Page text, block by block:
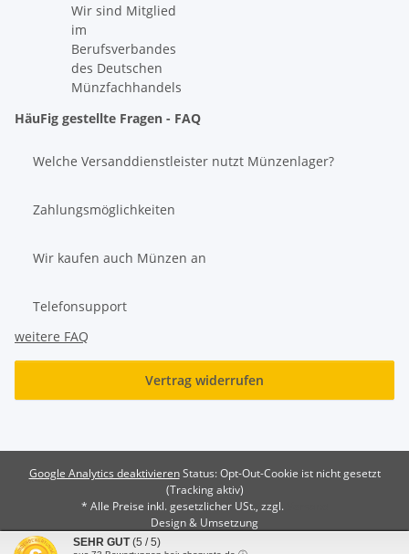
Wir sind Mitglied
im
Berufsverbandes
des Deutschen
Münzfachhandels
HäuFig gestellte Fragen - FAQ
Welche Versanddienstleister nutzt Münzenlager?
Zahlungsmöglichkeiten
Wir kaufen auch Münzen an
Telefonsupport
weitere FAQ
Vertrag widerrufen
Google Analytics deaktivieren Status: Opt-Out-Cookie ist nicht gesetzt
(Tracking aktiv)
* Alle Preise inkl. gesetzlicher USt., zzgl.
Design & Umsetzung
SEHR GUT (5 / 5)